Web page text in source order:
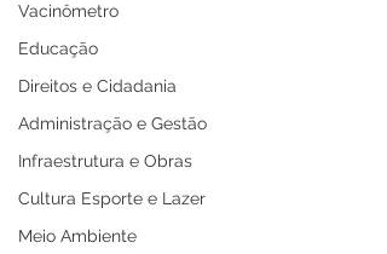
Vacinômetro
Educação
Direitos e Cidadania
Administração e Gestão
Infraestrutura e Obras
Cultura Esporte e Lazer
Meio Ambiente